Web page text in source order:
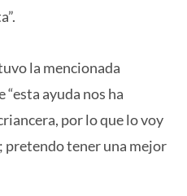
la mencionada
ayuda nos ha
por lo que lo voy
pretendo tener una mejor